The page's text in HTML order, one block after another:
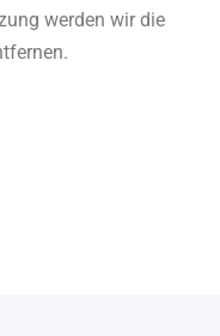
werden wir die